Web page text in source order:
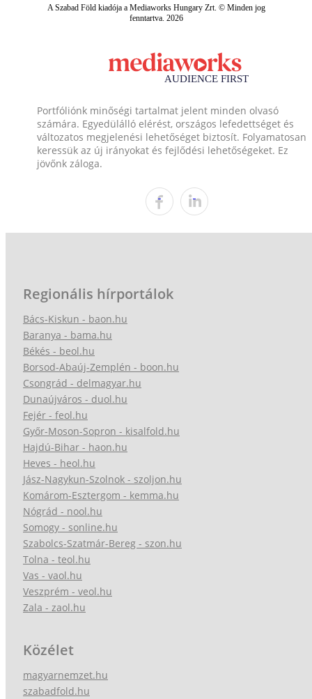
A Szabad Föld kiadója a Mediaworks Hungary Zrt. © Minden jog
fenntartva. 2026
Portfóliónk minőségi tartalmat jelent minden olvasó
számára. Egyedülálló elérést, országos lefedettséget és
változatos megjelenési lehetőséget biztosít. Folyamatosan
keressük az új irányokat és fejlődési lehetőségeket. Ez
jövőnk záloga.
Regionális hírportálok
Bács-Kiskun - baon.hu
Baranya - bama.hu
Békés - beol.hu
Borsod-Abaúj-Zemplén - boon.hu
Csongrád - delmagyar.hu
Dunaújváros - duol.hu
Fejér - feol.hu
Győr-Moson-Sopron - kisalfold.hu
Hajdú-Bihar - haon.hu
Heves - heol.hu
Jász-Nagykun-Szolnok - szoljon.hu
Komárom-Esztergom - kemma.hu
Nógrád - nool.hu
Somogy - sonline.hu
Szabolcs-Szatmár-Bereg - szon.hu
Tolna - teol.hu
Vas - vaol.hu
Veszprém - veol.hu
Zala - zaol.hu
Közélet
magyarnemzet.hu
szabadfold.hu